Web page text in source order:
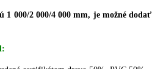
1 000/2 000/4 000 mm, je možné dodať